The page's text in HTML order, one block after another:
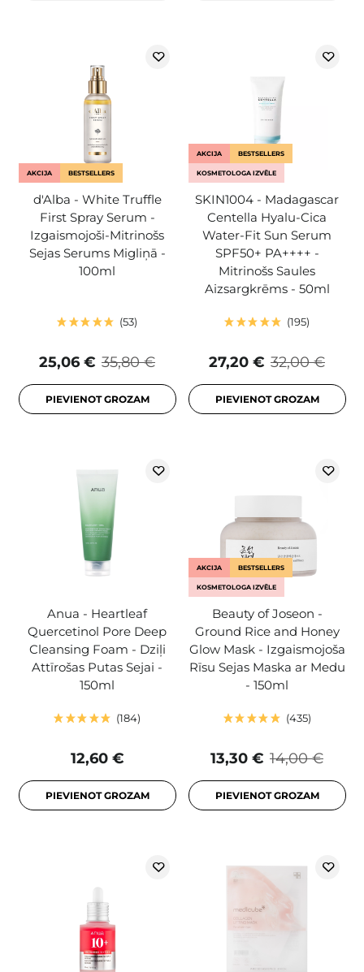
AKCIJA BESTSELLERS
d'Alba - White Truffle
First Spray Serum -
Izgaismojoši-Mitrinošs
Sejas Serums Migliņā -
100ml
53
35,80 €
25,06 €
PIEVIENOT GROZAM
AKCIJA BESTSELLERS
KOSMETOLOGA IZVĒLE
SKIN1004 - Madagascar
Centella Hyalu-Cica
Water-Fit Sun Serum
SPF50+ PA++++ -
Mitrinošs Saules
Aizsargkrēms - 50ml
195
32,00 €
27,20 €
PIEVIENOT GROZAM
Anua - Heartleaf
Quercetinol Pore Deep
Cleansing Foam - Dziļi
Attīrošas Putas Sejai -
150ml
184
12,60 €
PIEVIENOT GROZAM
AKCIJA BESTSELLERS
KOSMETOLOGA IZVĒLE
Beauty of Joseon -
Ground Rice and Honey
Glow Mask - Izgaismojoša
Rīsu Sejas Maska ar Medu
- 150ml
435
14,00 €
13,30 €
PIEVIENOT GROZAM